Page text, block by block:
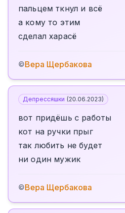
пальцем ткнул и всё
а кому то этим
сделал харасё
©Вера Щербакова
Депрессяшки (20.06.2023)
вот придёшь с работы
кот на ручки прыг
так любить не будет
ни один мужик
©Вера Щербакова